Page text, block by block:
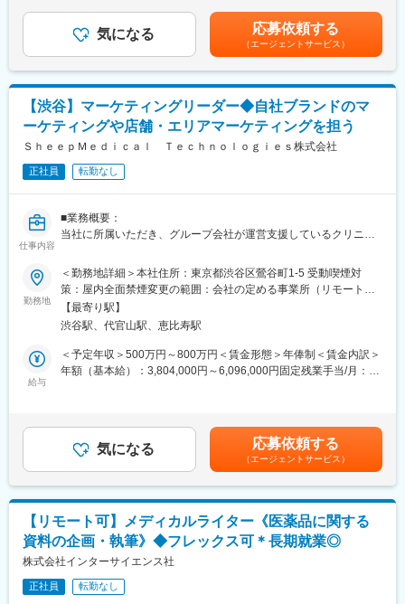
そのため、「来院率」や「契約率」、売上といった事業の根幹デ
ータまで把握したマーケティングが可能です。
そのデータを武器に、事業収益に直結する本質的な分析・施策を
立案し、自分の運用でクリニックのリードが増え、契約数が伸
び、売上が上がっていくという手触り感を感じられる業務です。
変更の範囲：会社の定める業務
メントをお任せします。
矯正器具の製造・販売を行っています。
キレイライン矯正は、美容クリニックや大手脱毛クリニックの立
ち上げを行った医師でもある当社CEOと、業界で名前の知られる
マーケティング会社の代表がタッグを組み「矯正を通じて笑顔に
なる人を増やしたい」という志によって生まれたブランドです。
『高額でハードルが高い』という従来のイメージを変え、多くの
方の歯の悩みを解決したいとブランドを育ててきた結果、既に10
万人以上の患者様が笑顔になるお手伝いをしてきました。
2022年6月にマーケティングに特化した子会社である
SheepMedical Technologies株式会社を設立、また同年9月にはク
設立し、キレイライン矯正だけにとどまらず幅広い歯科の領域で
患者様を笑顔にするサービスを展開しております。
変更の範囲：会社の定める業務
金はあくまでも目安の金額であり、選考を通じて上下する可能性
があります。月給(月額)は固定手当を含めた表記です。
気になる 応募依頼する
（エージェントサービス）
【渋谷】マーケティングリーダー◆自社ブランドのマ
ーケティングや店舗・エリアマーケティングを担う
ＳｈｅｅｐＭｅｄｉｃａｌ Ｔｅｃｈｎｏｌｏｇｉｅｓ株式会社
正社員 転勤なし
仕事内容
■業務概要：
当社に所属いただき、グループ会社が運営支援しているクリニッ
■業務内容詳細：
◇2名～のチームマネジメント
◇予実管理
◇予算計画策定
◇マーケティング戦略・戦術立案／実行
◇プロジェクトマネジメント
グのご経験も積むことが可能です。
矯正器具の製造・販売を行っています。
キレイライン矯正は、美容クリニックや大手脱毛クリニックの立
ち上げを行った医師でもある当社CEOと、業界で名前の知られる
マーケティング会社の代表がタッグを組み「矯正を通じて笑顔に
なる人を増やしたい」という志によって生まれたブランドです。
『高額でハードルが高い』という従来のイメージを変え、多くの
勤務地
＜勤務地詳細＞本社住所：東京都渋谷区鶯谷町1-5 受動喫煙対
策：屋内全面禁煙変更の範囲：会社の定める事業所（リモートワ
ーク含む）
【最寄り駅】
渋谷駅、代官山駅、恵比寿駅
給与
＜予定年収＞500万円～800万円＜賃金形態＞年俸制＜賃金内訳＞
年額（基本給）：3,804,000円～6,096,000円固定残業手当/月：
金はあくまでも目安の金額であり、選考を通じて上下する可能性
があります。月給(月額)は固定手当を含めた表記です。
気になる 応募依頼する
（エージェントサービス）
【リモート可】メディカルライター《医薬品に関する
資料の企画・執筆》◆フレックス可＊長期就業◎
株式会社インターサイエンス社
正社員 転勤なし